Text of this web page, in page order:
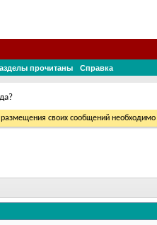
прочитаны Справка
своих сообщений необходимо